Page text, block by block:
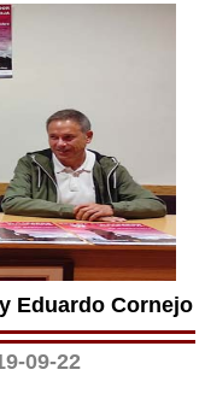
Eduardo Cornejo
09-22